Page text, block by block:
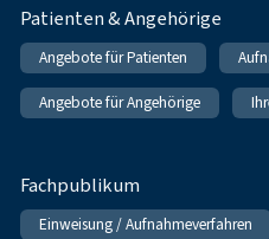
Patienten & Angehörige
Angebote für Patienten
Angebote für Angehörige
Fachpublikum
Einweisung / Aufnahmeverfahren